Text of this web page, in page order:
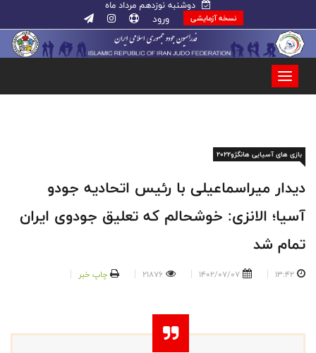
دوشنبه نوزدهم مرداد ماه
نسخه آزمایشی ورود
بازی های آسیایی هانگژو۲۰۲۲
دیدار میراسماعیلی با رئیس اتحادیه جودو
آسیا؛ الانزی: خوشحالم که تعلیق جودوی ایران
تمام شد
13:42
1402/07/07
21876 چاپ خبر